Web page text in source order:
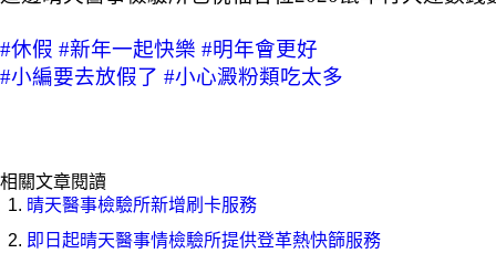
#休假 #新年一起快樂 #明年會更好
#小編要去放假了 #小心澱粉類吃太多
相關文章閱讀
晴天醫事檢驗所新增刷卡服務
即日起晴天醫事情檢驗所提供登革熱快篩服務